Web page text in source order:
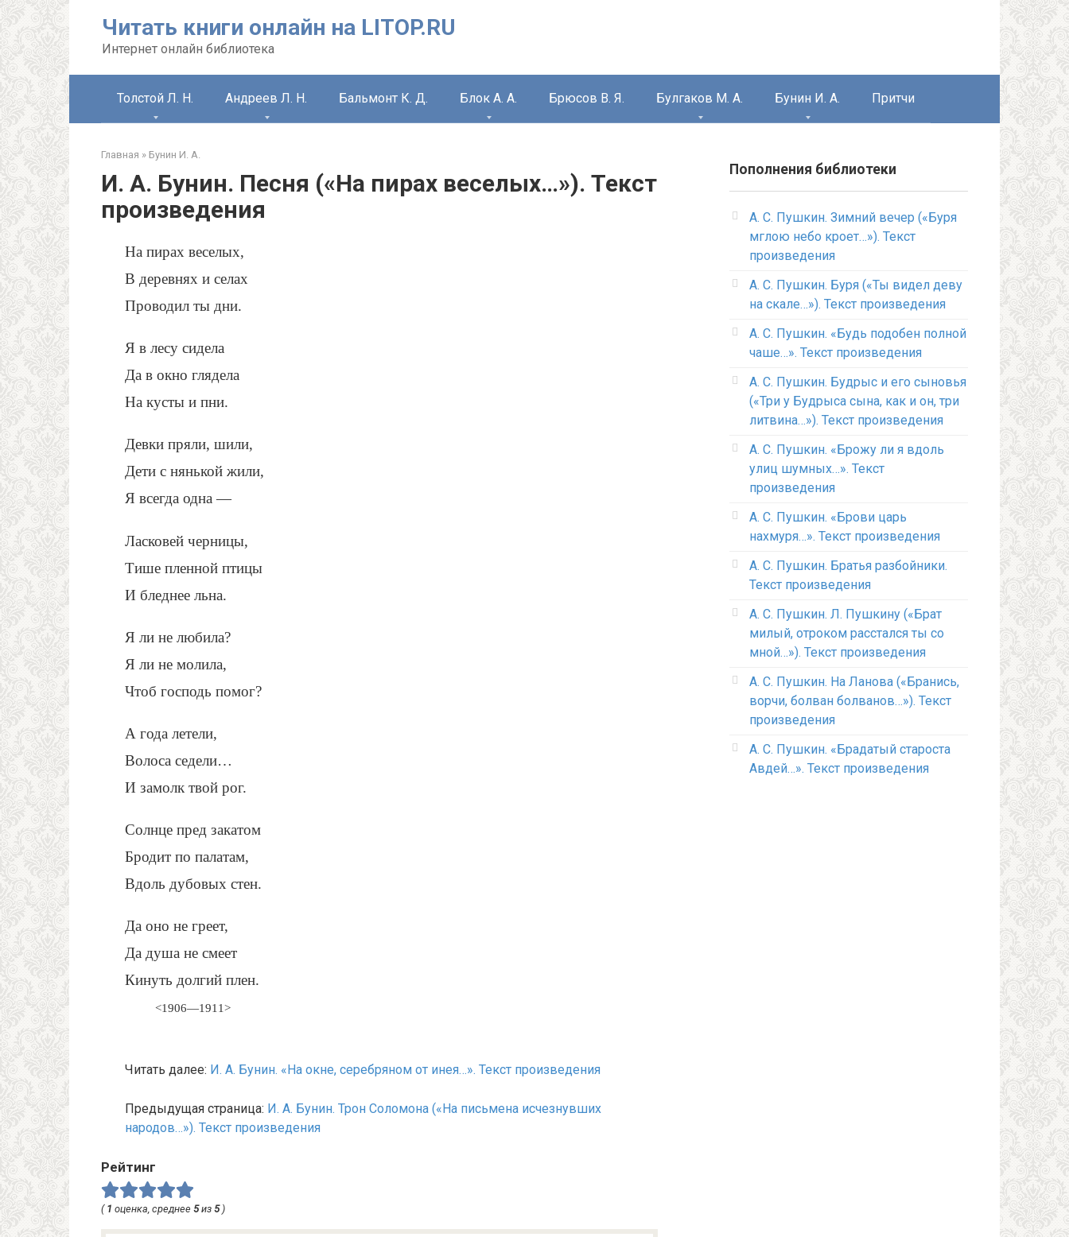
Читать книги онлайн на LITOP.RU
Интернет онлайн библиотека
Толстой Л. Н. Андреев Л. Н. Бальмонт К. Д. Блок А. А. Брюсов В. Я. Булгаков М. А. Бунин И. А. Притчи
Главная » Бунин И. А.
И. А. Бунин. Песня («На пирах веселых…»). Текст
произведения
На пирах веселых,
В деревнях и селах
Проводил ты дни.
Я в лесу сидела
Да в окно глядела
На кусты и пни.
Девки пряли, шили,
Дети с нянькой жили,
Я всегда одна —
Ласковей черницы,
Тише пленной птицы
И бледнее льна.
Я ли не любила?
Я ли не молила,
Чтоб господь помог?
А года летели,
Волоса седели…
И замолк твой рог.
Солнце пред закатом
Бродит по палатам,
Вдоль дубовых стен.
Да оно не греет,
Да душа не смеет
Кинуть долгий плен.
<1906—1911>
Читать далее: И. А. Бунин. «На окне, серебряном от инея…». Текст произведения
Предыдущая страница: И. А. Бунин. Трон Соломона («На письмена исчезнувших
народов…»). Текст произведения
Рейтинг
( 1 оценка, среднее 5из 5)
Пополнения библиотеки
А. С. Пушкин. Зимний вечер («Буря
мглою небо кроет…»). Текст
произведения
А. С. Пушкин. Буря («Ты видел деву
на скале…»). Текст произведения
А. С. Пушкин. «Будь подобен полной
чаше…». Текст произведения
А. С. Пушкин. Будрыс и его сыновья
(«Три у Будрыса сына, как и он, три
литвина…»). Текст произведения
А. С. Пушкин. «Брожу ли я вдоль
улиц шумных…». Текст
произведения
А. С. Пушкин. «Брови царь
нахмуря…». Текст произведения
А. С. Пушкин. Братья разбойники.
Текст произведения
А. С. Пушкин. Л. Пушкину («Брат
милый, отроком расстался ты со
мной…»). Текст произведения
А. С. Пушкин. На Ланова («Бранись,
ворчи, болван болванов…»). Текст
произведения
А. С. Пушкин. «Брадатый староста
Авдей…». Текст произведения